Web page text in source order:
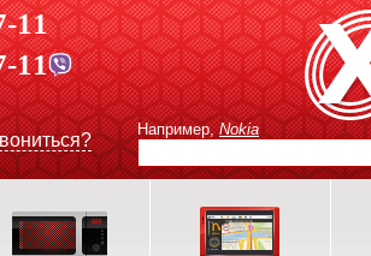
11
11
Например, Nokia